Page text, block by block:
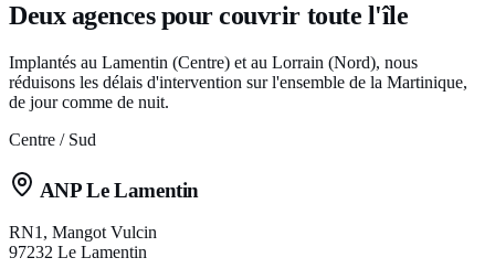
Deux agences pour couvrir toute l'île
Implantés au Lamentin (Centre) et au Lorrain (Nord), nous
réduisons les délais d'intervention sur l'ensemble de la Martinique,
de jour comme de nuit.
Centre / Sud
ANP Le Lamentin
RN1, Mangot Vulcin
97232 Le Lamentin